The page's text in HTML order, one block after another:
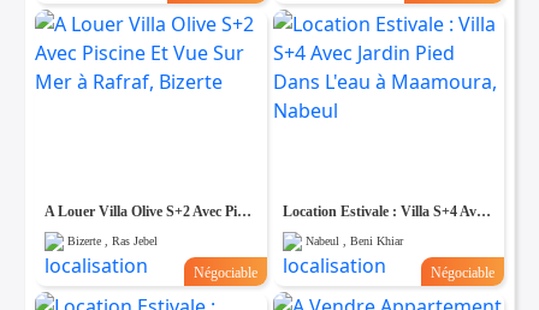
A Louer Villa Olive S+2 Avec Piscine Et Vue Sur Mer à Rafraf, Bizerte
Bizerte , Ras Jebel
Négociable
Location Estivale : Villa S+4 Avec Jardin Pied Dans L'eau à Maamoura, Nabeul
Nabeul , Beni Khiar
Négociable